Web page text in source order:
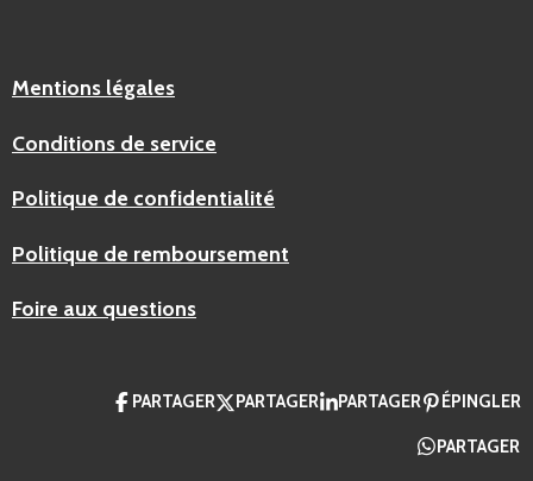
Mentions légales
Conditions de service
Politique de confidentialité
Politique de remboursement
Foire aux questions
PARTAGER PARTAGER PARTAGER ÉPINGLER
PARTAGER